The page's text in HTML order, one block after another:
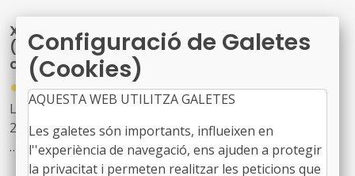
públic o amb vehicle elèctric, així com visualitzar els
canvis possibles en l’ús de l’espai públic, millorar la
qualitat de l’aire i la reducció de la contaminació
X Congrés Nacional dels Tècnics Municipals
(gestionar, transformar i mantenir la ciutat
construïda)
●
28/07/2026
Lloc: Cosmocaixa de Barcelona. Data: 22 d’octubre de
2026
Enguany, el congrés posarà el focus en els grans reptes
Configuració de Galetes
(Cookies)
AQUESTA WEB UTILITZA GALETES
Les galetes són importants, influeixen en
l''experiència de navegació, ens ajuden a protegir
la privacitat i permeten realitzar les peticions que